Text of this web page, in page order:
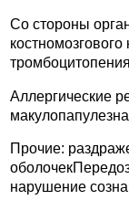
Со стороны
Аллергические
Прочие:
нарушение